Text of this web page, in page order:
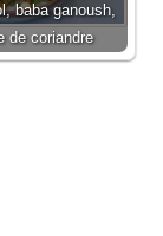
baba ganoush,
de coriandre